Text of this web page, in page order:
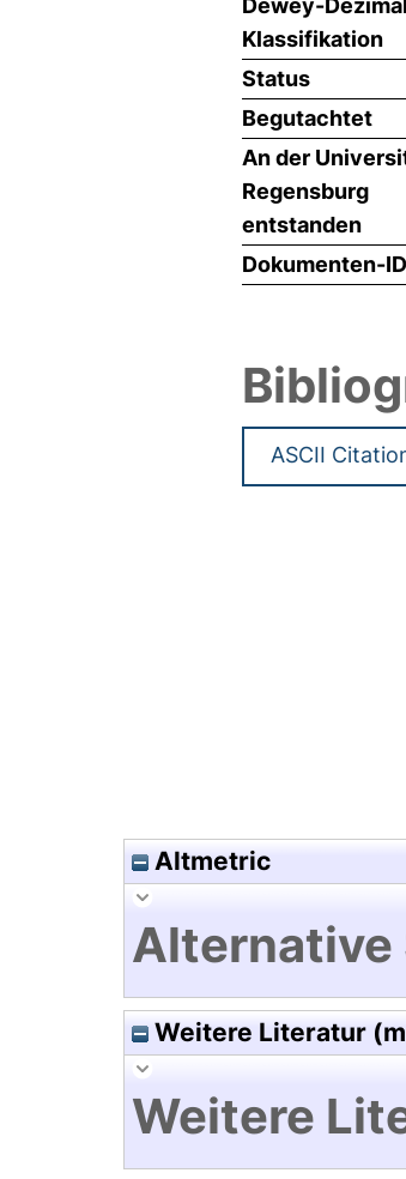
Dewey-
Klassifikation
Status
Begutachtet
An der
Regensburg
entstanden
Dokumenten-ID
Altmetric
Weitere Literatur
Weitere